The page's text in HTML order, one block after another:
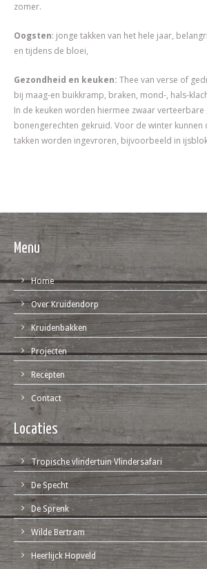
zomer.
Oogsten: jonge takken van het hele jaar,
en tijdens de bloei,
Gezondheid en keuken: Thee van verse of
bij maag-en buikkramp, braken, mond-, hals-
In de keuken worden hiermee zwaar
bonengerechten gekruid. Voor de winter kunnen
takken worden ingevroren, bijvoorbeeld in
Menu
Home
Over Kruidendorp
Kruidenbakken
Projecten
Recepten
Contact
Locaties
Tropische vlindertuin Vlindersafari
De Specht
De Sprenk
Wilde Bertram
Heerlijck Hopveld